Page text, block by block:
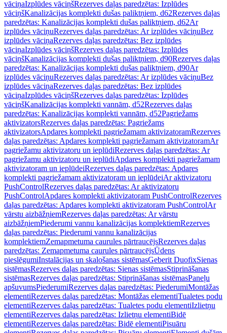
vāciņaIzplūdes vāciņšRezerves daļas paredzētas: Izplūdes
vāciņšKanalizācijas komplekti dušas paliktņiem, d62Rezerves daļas
paredzētas: Kanalizācijas komplekti dušas paliktņiem, d62Ar
izplūdes vāciņuRezerves daļas paredzētas: Ar izplūdes vāciņuBez
izplūdes vāciņaRezerves daļas paredzētas: Bez izplūdes
vāciņaIzplūdes vāciņšRezerves daļas paredzētas: Izplūdes
vāciņšKanalizācijas komplekti dušas paliktņiem, d90Rezerves daļas
paredzētas: Kanalizācijas komplekti dušas paliktņiem, d90Ar
izplūdes vāciņuRezerves daļas paredzētas: Ar izplūdes vāciņuBez
izplūdes vāciņaRezerves daļas paredzētas: Bez izplūdes
vāciņaIzplūdes vāciņšRezerves daļas paredzētas: Izplūdes
vāciņšKanalizācijas komplekti vannām, d52Rezerves daļas
paredzētas: Kanalizācijas komplekti vannām, d52Pagriežams
aktivizatorsRezerves daļas paredzētas: Pagriežams
aktivizatorsApdares komplekti pagriežamam aktivizatoramRezerves
daļas paredzētas: Apdares komplekti pagriežamam aktivizatoramAr
pagriežamu aktivizatoru un ieplūdiRezerves daļas paredzētas: Ar
pagriežamu aktivizatoru un ieplūdiApdares komplekti pagriežamam
aktivizatoram un ieplūdeiRezerves daļas paredzētas: Apdares
komplekti pagriežamam aktivizatoram un ieplūdeiAr aktivizatoru
PushControlRezerves daļas paredzētas: Ar aktivizatoru
PushControlApdares komplekti aktivizatoram PushControlRezerves
daļas paredzētas: Apdares komplekti aktivizatoram PushControlAr
vārstu aizbāžņiemRezerves daļas paredzētas: Ar vārstu
aizbāžņiemPiederumi vannu kanalizācijas komplektiemRezerves
daļas paredzētas: Piederumi vannu kanalizācijas
komplektiemZemapmetuma caurules pārtraucējsRezerves daļas
paredzētas: Zemapmetuma caurules pārtraucējsŪdens
pieslēgumiInstalācijas un skalošanas sistēmasGeberit DuofixSienas
sistēmasRezerves daļas paredzētas: Sienas sistēmasStiprināšanas
sistēmasRezerves daļas paredzētas: Stiprināšanas sistēmasPaneļu
apšuvumsPiederumiRezerves daļas paredzētas: PiederumiMontāžas
elementiRezerves daļas paredzētas: Montāžas elementiTualetes podu
elementiRezerves daļas paredzētas: Tualetes podu elementiIzlietņu
elementiRezerves daļas paredzētas: Izlietņu elementiBidē
elementiRezerves daļas paredzētas: Bidē elementiPisuāru